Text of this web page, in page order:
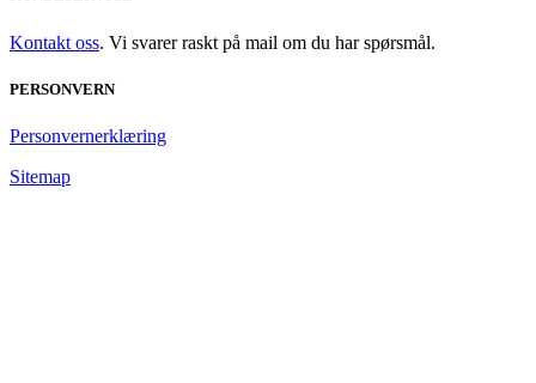
Kontakt oss. Vi svarer raskt på mail om du har spørsmål.
PERSONVERN
Personvernerklæring
Sitemap